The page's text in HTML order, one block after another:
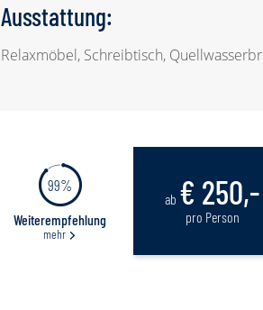
Ausstattung:
Relaxmöbel, Schreibtisch,
99%
Weiterempfehlung
mehr
ab € 250,-
pro Person